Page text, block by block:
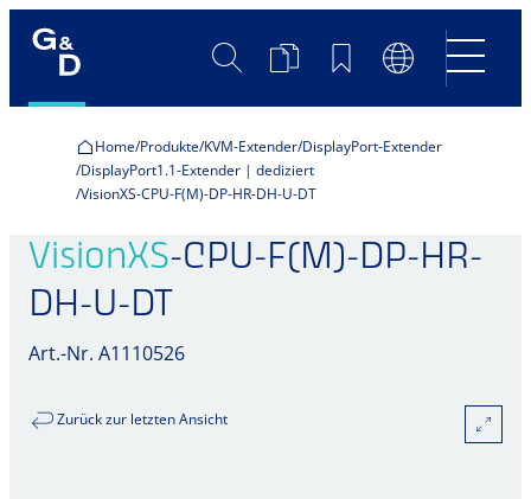
SucheProduktvergleich
Merkliste
Home Produkte KVM-Extender DisplayPort-Extender
DisplayPort1.1-Extender | dediziert
VisionXS-CPU-F(M)-DP-HR-DH-U-DT
VisionXS-CPU-F(M)-DP-HR-
DH-U-DT
Art.-Nr. A1110526
Zurück zur letzten Ansicht